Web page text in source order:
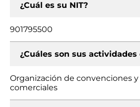
¿Cuál es su NIT?
901795500
¿Cuáles son sus actividades
Organización de convenciones
comerciales